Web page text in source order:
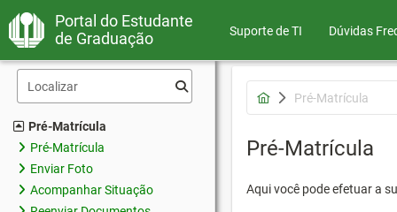
Portal do Estudante
de Graduação
Suporte de TI Dúvidas
Pré-Matrícula
Pré-Matrícula
Enviar Foto
Acompanhar Situação
Pré-Matrícula
Pré-Matrícula
Aqui você pode efetuar a